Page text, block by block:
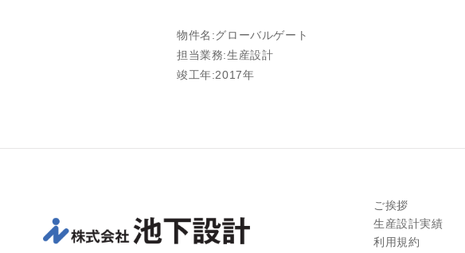
物件名:グローバルゲート
担当業務:生産設計
竣工年:2017年
ご挨拶
生産設計実績
利用規約